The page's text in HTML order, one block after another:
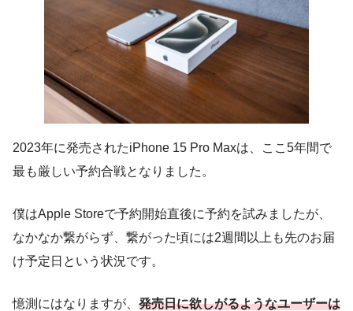
2023年に発売されたiPhone 15 Pro Maxは、ここ5年間で
最も厳しい予約合戦となりました。
僕はApple Storeで予約開始直後に予約を試みましたが、
なかなか繋がらず、繋がった頃には2週間以上も先のお届
け予定日という状況です。
憶測にはなりますが、 発売日に欲しがるようなユーザーは